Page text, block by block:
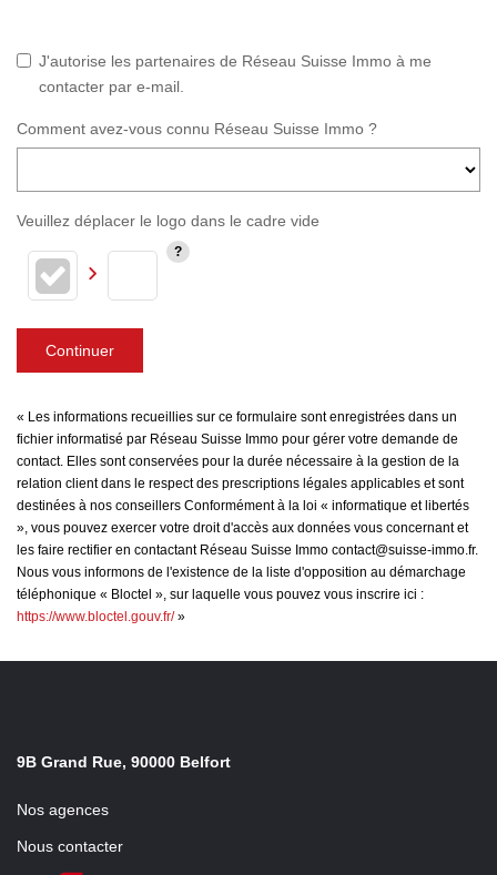
J'autorise les partenaires de Réseau Suisse Immo à me
contacter par e-mail.
Comment avez-vous connu Réseau Suisse Immo ?
Veuillez déplacer le logo dans le cadre vide
Continuer
« Les informations recueillies sur ce formulaire sont enregistrées dans un
fichier informatisé par Réseau Suisse Immo pour gérer votre demande de
contact. Elles sont conservées pour la durée nécessaire à la gestion de la
relation client dans le respect des prescriptions légales applicables et sont
destinées à nos conseillers Conformément à la loi « informatique et libertés
», vous pouvez exercer votre droit d'accès aux données vous concernant et
les faire rectifier en contactant Réseau Suisse Immo contact@suisse-immo.fr.
Nous vous informons de l'existence de la liste d'opposition au démarchage
téléphonique « Bloctel », sur laquelle vous pouvez vous inscrire ici :
https://www.bloctel.gouv.fr/»
9B Grand Rue, 90000 Belfort
Nos agences
Nous contacter